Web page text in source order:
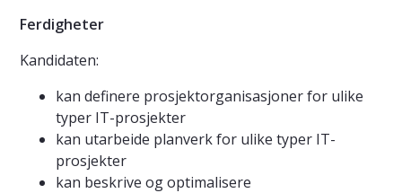
Ferdigheter
Kandidaten:
kan definere prosjektorganisasjoner for ulike
typer IT-prosjekter
kan utarbeide planverk for ulike typer IT-
prosjekter
kan beskrive og optimalisere